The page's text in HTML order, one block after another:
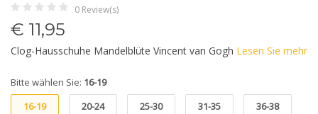
0 Review(s)
€ 11,95
Clog-Hausschuhe Mandelblüte Vincent van Gogh Lesen Sie mehr
Bitte wählen Sie: 16-19
16-19
20-24 25-30 31-35 36-38